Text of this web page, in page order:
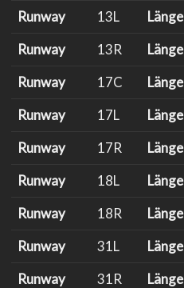
Runway 13L Länge
Runway
13R Länge
Runway
17C Länge
Runway
17L Länge
Runway
17R Länge
Runway
18L Länge
Runway
18R Länge
Runway
31L Länge
Runway
31R Länge